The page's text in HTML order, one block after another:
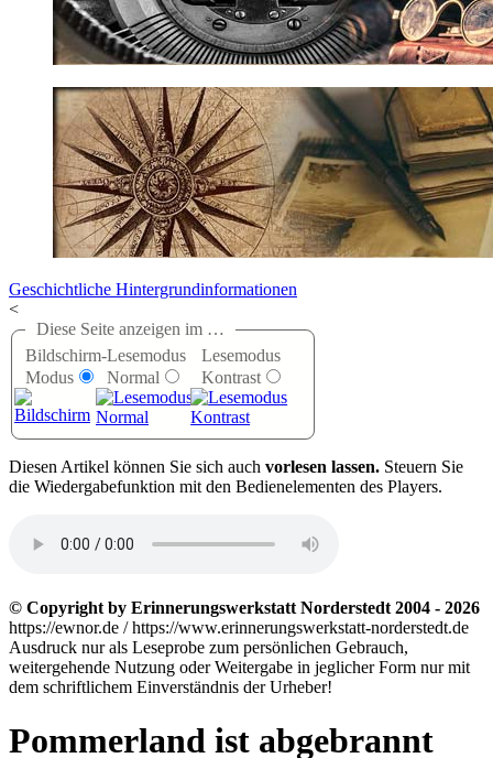
Geschichtliche Hintergrundinformationen
<
Diese Seite anzeigen im …
Bildschirm-
Modus
Lesemodus
Normal
Lesemodus
Kontrast
Diesen Artikel können Sie sich auch vorlesen lassen. Steuern Sie
die Wiedergabefunktion mit den Bedienelementen des Players.
© Copyright by Erinnerungswerkstatt Norderstedt 2004 - 2026
https://ewnor.de / https://www.erinnerungswerkstatt-norderstedt.de
Ausdruck nur als Leseprobe zum persönlichen Gebrauch,
weitergehende Nutzung oder Weitergabe in jeglicher Form nur mit
dem schriftlichem Einverständnis der Urheber!
Pommerland ist abgebrannt